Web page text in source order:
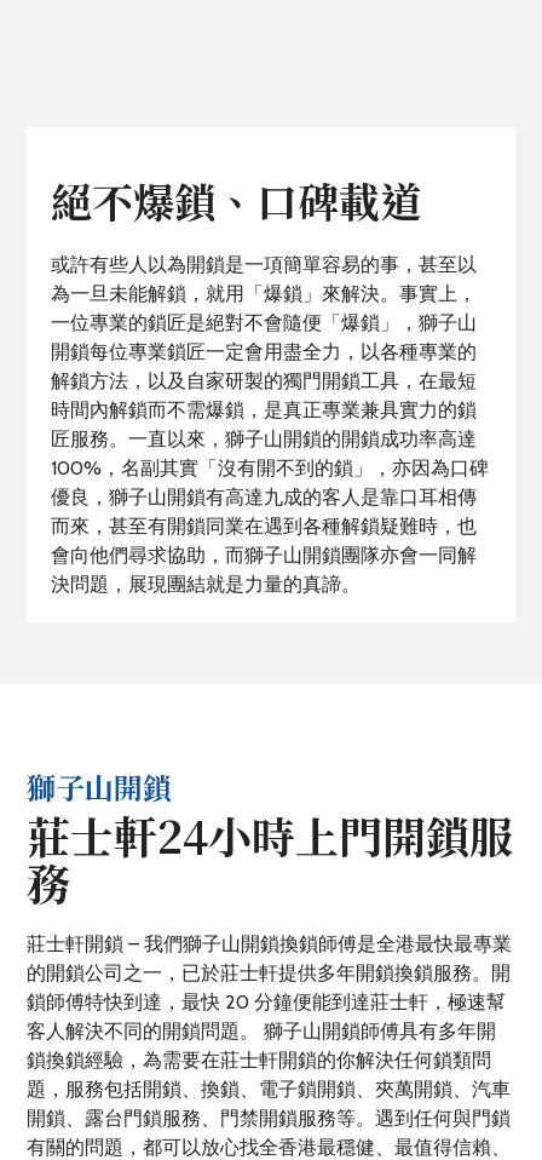
絕不爆鎖、口碑載道
或許有些人以為開鎖是一項簡單容易的事，甚至以
為一旦未能解鎖，就用「爆鎖」來解決。事實上，
一位專業的鎖匠是絕對不會隨便「爆鎖」，獅子山
開鎖每位專業鎖匠一定會用盡全力，以各種專業的
解鎖方法，以及自家研製的獨門開鎖工具，在最短
時間內解鎖而不需爆鎖，是真正專業兼具實力的鎖
匠服務。一直以來，獅子山開鎖的開鎖成功率高達
100%，名副其實「沒有開不到的鎖」，亦因為口碑
優良，獅子山開鎖有高達九成的客人是靠口耳相傳
而來，甚至有開鎖同業在遇到各種解鎖疑難時，也
會向他們尋求協助，而獅子山開鎖團隊亦會一同解
決問題，展現團結就是力量的真諦。
獅子山開鎖
莊士軒24小時上門開鎖服
務
莊士軒開鎖 – 我們獅子山開鎖換鎖師傅是全港最快最專業
的開鎖公司之一，已於莊士軒提供多年開鎖換鎖服務。開
鎖師傅特快到達，最快 20 分鐘便能到達莊士軒，極速幫
客人解決不同的開鎖問題。 獅子山開鎖師傅具有多年開
鎖換鎖經驗，為需要在莊士軒開鎖的你解決任何鎖類問
題，服務包括開鎖、換鎖、電子鎖開鎖、夾萬開鎖、汽車
開鎖、露台門鎖服務、門禁開鎖服務等。遇到任何與門鎖
有關的問題，都可以放心找全香港最穩健、最值得信賴、